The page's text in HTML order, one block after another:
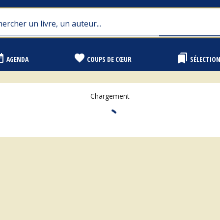
AGENDA favorite COUPS DE CŒUR bookmarks
Chargement